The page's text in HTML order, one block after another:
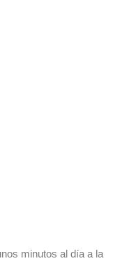
minutos al día a la